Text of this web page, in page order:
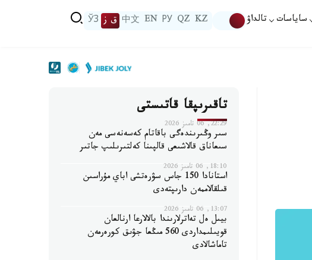
ساياسات تالداۋ KZ
QZ
РУ
EN
中文 ق ز ЎЗ
تاقىرىپقا قاتىستى
22:29, 06 تامىز 2026
سىر وڭىرىندەگى باقاتام كەسەنەسى مەن
سىعاناق قالاشىعى قالپىنا كەلتىرىلىپ جاتىر
18:10, 06 تامىز 2026
استانادا 150 جاس سۋرەتشى اباي مۇراسىن
قىلقالاممەن دارىپتەدى
13:07, 06 تامىز 2026
بيىل ەل تەاترلارىندا بالالارعا ارنالعان
قويىلىمداردى 560 مىڭعا جۋىق كورەرمەن
تاماشالادى